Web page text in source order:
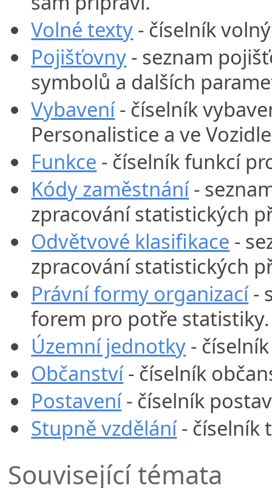
Volné texty - číselník
Pojišťovny - seznam
symbolů a dalších
Vybavení- číselník
Personalistice a ve
Funkce - číselník funkcí
Kódy zaměstnání-
zpracování statistických
Odvětvové klasifikace -
zpracování statistických
Právní formy organizací-
forem pro potře statistiky.
Územní jednotky -
Občanství- číselník
Postavení- číselník
Stupně vzdělání- číselník
Související témata